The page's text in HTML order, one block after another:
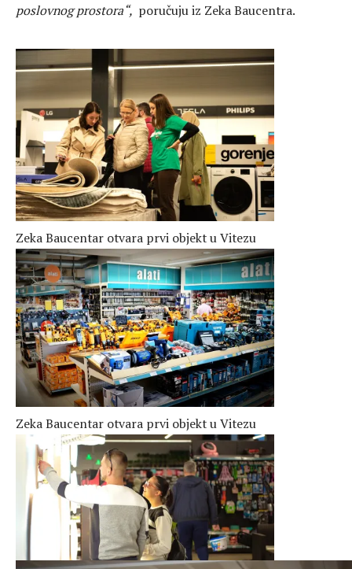
poslovnog prostora“, poručuju iz Zeka Baucentra.
Zeka Baucentar otvara prvi objekt u Vitezu
Zeka Baucentar otvara prvi objekt u Vitezu